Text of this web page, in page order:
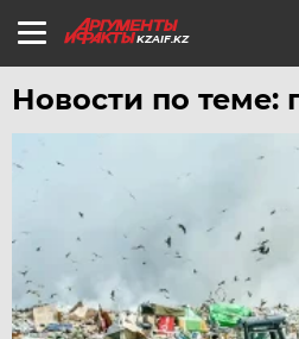
KZAIF.KZ
Новости по теме: